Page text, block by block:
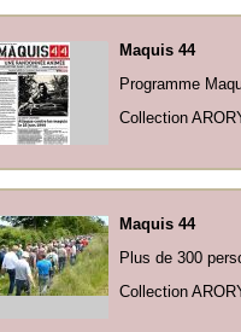
Maquis 44
Programme
Collection
Maquis 44
Plus de 300
Collection